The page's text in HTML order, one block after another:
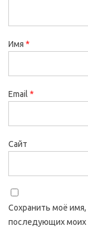
Имя *
Email *
Сайт
Сохранить моё имя,
последующих моих